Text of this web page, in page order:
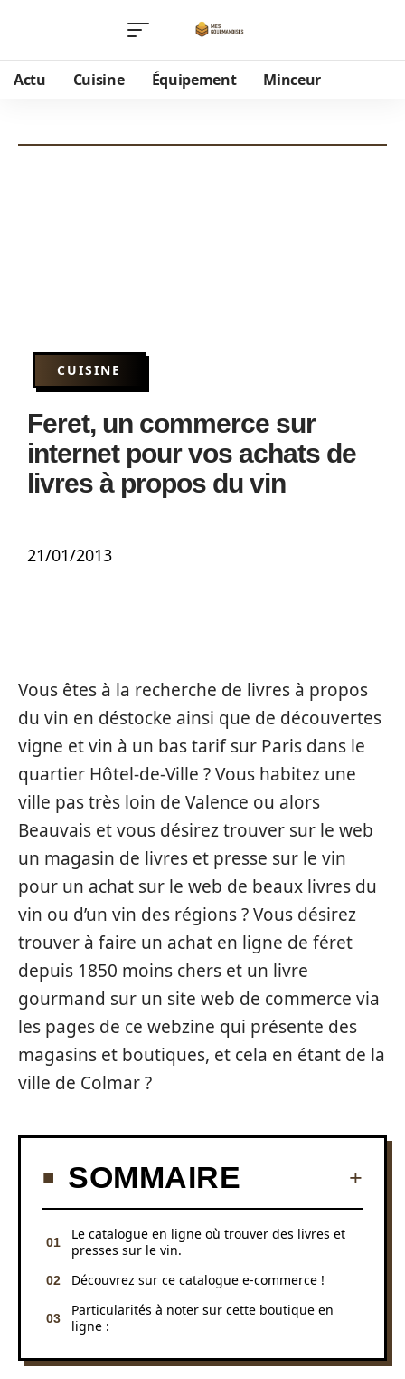
Actu Cuisine Équipement Minceur
CUISINE
Feret, un commerce sur
internet pour vos achats de
livres à propos du vin
21/01/2013
Vous êtes à la recherche de livres à propos
du vin en déstocke ainsi que de découvertes
vigne et vin à un bas tarif sur Paris dans le
quartier Hôtel-de-Ville ? Vous habitez une
ville pas très loin de Valence ou alors
Beauvais et vous désirez trouver sur le web
un magasin de livres et presse sur le vin
pour un achat sur le web de beaux livres du
vin ou d’un vin des régions ? Vous désirez
trouver à faire un achat en ligne de féret
depuis 1850 moins chers et un livre
gourmand sur un site web de commerce via
les pages de ce webzine qui présente des
magasins et boutiques, et cela en étant de la
ville de Colmar ?
SOMMAIRE
Le catalogue en ligne où trouver des livres et
presses sur le vin.
Découvrez sur ce catalogue e-commerce !
Particularités à noter sur cette boutique en
ligne :